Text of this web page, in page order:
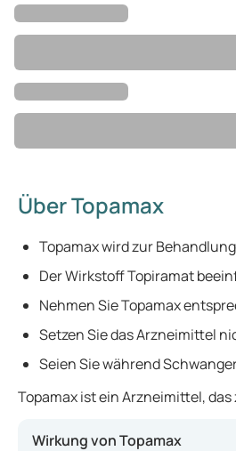
Über Topamax
Topamax wird zur
Der Wirkstoff Topiramat
Nehmen Sie Topamax
Setzen Sie das Arzneimittel
Seien Sie während
Topamax ist ein Arzneimittel,
Wirkung von Topamax